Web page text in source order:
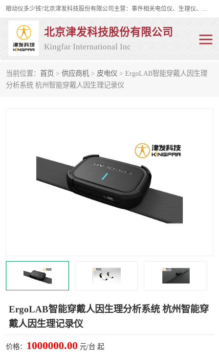
眼动仪多少钱?北京津发科技股份有限公司主营：事件相关电位仪、生理仪、肌电仪、脑电仪、皮电仪、眼动仪；是国家级高新技术企业、科技部认定的科技型中小企业和中关村高新技术企业，具备保密资格，具备自主进出口经营权；自主研发技术、产品与服务荣获多项省部级科学技术奖励、国家发明专利、国家软件著作权和省部级新技术新产品（服务）认证。
北京津发科技股份有限公司
Kingfar International Inc
当前位置： 首页 > 供应商机 > 皮电仪 > ErgoLAB智能穿戴人因生理
分析系统 杭州智能穿戴人因生理记录仪
ErgoLAB智能穿戴人因生理分析系统 杭州智能穿
戴人因生理记录仪
价格： 1000000.00 元/台 起
皮电仪 脑电仪
行为观察与表情分析 动作捕捉与生物力学
情绪与生理记录 人机交互实验室
神经营销与消费行为实验 车俩与驾驶模拟